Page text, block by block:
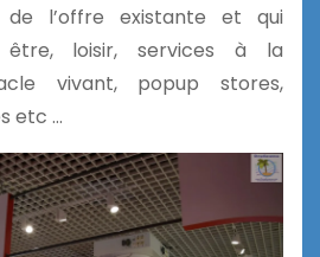
de l’offre existante et qui
être, loisir, services à la
vivant, popup stores,
etc …